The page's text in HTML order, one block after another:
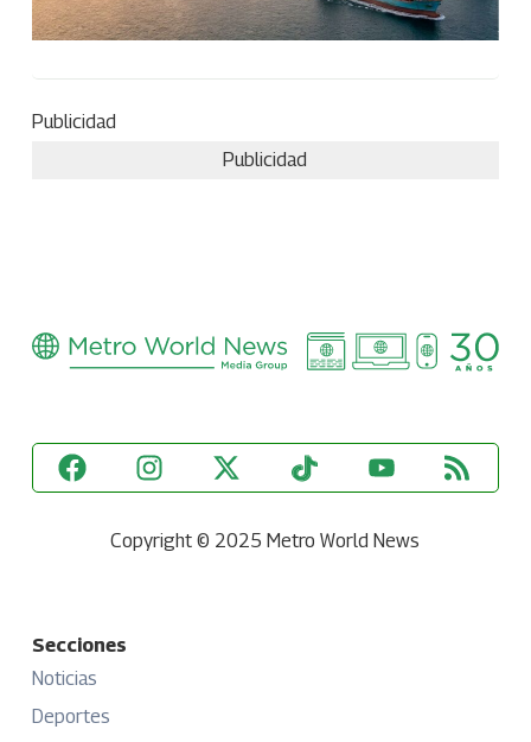
Publicidad
Publicidad
Copyright © 2025 Metro World News
Secciones
Noticias
Deportes